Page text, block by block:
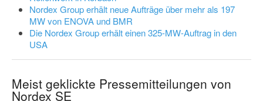
Nordex Group erhält neue Aufträge über mehr als 197
MW von ENOVA und BMR
Die Nordex Group erhält einen 325-MW-Auftrag in den
USA
Meist geklickte Pressemitteilungen von
Nordex SE